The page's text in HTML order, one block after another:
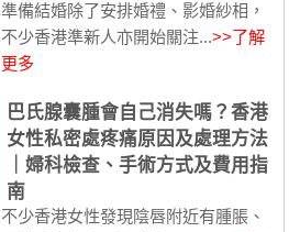
準備結婚除了安排婚禮、影婚紗相，
不少香港準新人亦開始關注...>>了解
更多
巴氏腺囊腫會自己消失嗎？香港
女性私密處疼痛原因及處理方法
｜婦科檢查、手術方式及費用指
南
不少香港女性發現陰唇附近有腫脹、